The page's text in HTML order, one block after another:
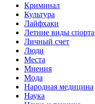
Криминал
Культура
Лайфхаки
Летние виды спорта
Личный счет
Люди
Места
Мнения
Мода
Народная медицина
Наука